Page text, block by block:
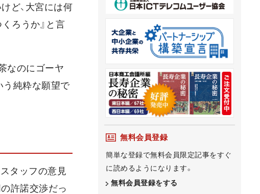
ど、大宮には何
ろうか』と言
なのにゴーヤ
う純粋な願望で
タッフの意見
許諾交渉だっ
無料会員登録
簡単な登録で無料会員限定記事をすぐ
に読めるようになります。
無料会員登録をする